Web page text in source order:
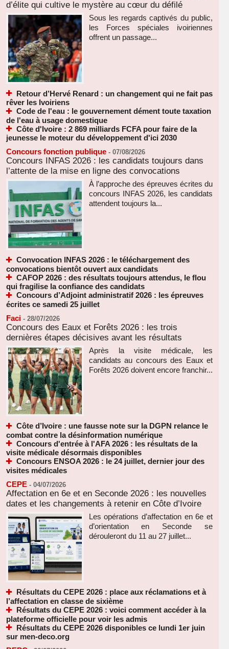
d’élite qui cultive le mystère au cœur du défilé
Sous les regards captivés du public,
les Forces spéciales ivoiriennes
offrent un passage...
Retour d’Hervé Renard : un changement qui ne fait pas
rêver les Ivoiriens
Code de l'eau : le gouvernement dément toute taxation
de l'eau à usage domestique
Côte d'Ivoire : 2 869 milliards FCFA pour faire de la
jeunesse le moteur du développement d'ici 2030
Concours fonction publique - 07/08/2026
Concours INFAS 2026 : les candidats toujours dans
l’attente de la mise en ligne des convocations
À l’approche des épreuves écrites du
concours INFAS 2026, les candidats
attendent toujours la...
Convocation INFAS 2026 : le téléchargement des
convocations bientôt ouvert aux candidats
CAFOP 2026 : des résultats toujours attendus, le flou
qui fragilise la confiance des candidats
Concours d’Adjoint administratif 2026 : les épreuves
écrites ce samedi 25 juillet
Faci - 28/07/2026
Concours des Eaux et Forêts 2026 : les trois
dernières étapes décisives avant les résultats
Après la visite médicale, les
candidats au concours des Eaux et
Forêts 2026 doivent encore franchir...
Côte d’Ivoire : une fausse note sur la DGPN relance le
combat contre la désinformation numérique
Concours d'entrée à l'AFA 2026 : les résultats de la
visite médicale désormais disponibles
Concours ENSOA 2026 : le 24 juillet, dernier jour des
visites médicales
CEPE - 04/07/2026
Affectation en 6e et en Seconde 2026 : les nouvelles
dates et les changements à retenir en Côte d’Ivoire
Les opérations d’affectation en 6e et
d’orientation en Seconde se
dérouleront du 11 au 27 juillet...
Résultats du CEPE 2026 : place aux réclamations et à
l’affectation en classe de sixième
Résultats du CEPE 2026 : voici comment accéder à la
plateforme officielle pour voir les admis
Résultats du CEPE 2026 disponibles ce lundi 1er juin
sur men-deco.org